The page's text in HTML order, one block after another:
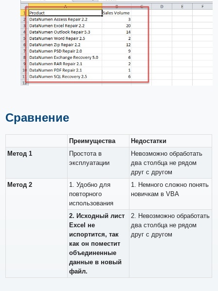
Сравнение
Преимущества
Недостатки
Метод 1
Простота в
эксплуатации
Невозможно обработать
два столбца не рядом
друг с другом
Метод 2
1. Удобно для
повторного
использования
1. Немного сложно понять
новичкам в VBA
2. Исходный лист
Excel не
испортится, так
как он поместит
объединенные
данные в новый
файл.
2. Невозможно обработать
два столбца не рядом
друг с другом